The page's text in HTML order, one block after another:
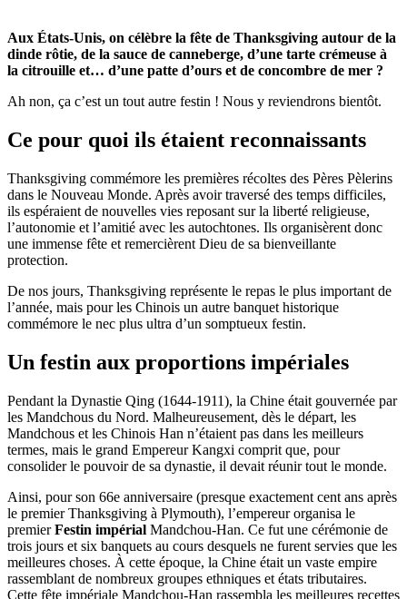
Aux États-Unis, on célèbre la fête de Thanksgiving autour de la
dinde rôtie, de la sauce de canneberge, d’une tarte crémeuse à
la citrouille et… d’une patte d’ours et de concombre de mer ?
Ah non, ça c’est un tout autre festin ! Nous y reviendrons bientôt.
Ce pour quoi ils étaient reconnaissants
Thanksgiving commémore les premières récoltes des Pères Pèlerins
dans le Nouveau Monde. Après avoir traversé des temps difficiles,
ils espéraient de nouvelles vies reposant sur la liberté religieuse,
l’autonomie et l’amitié avec les autochtones. Ils organisèrent donc
une immense fête et remercièrent Dieu de sa bienveillante
protection.
De nos jours, Thanksgiving représente le repas le plus important de
l’année, mais pour les Chinois un autre banquet historique
commémore le nec plus ultra d’un somptueux festin.
Un festin aux proportions impériales
Pendant la Dynastie Qing (1644-1911), la Chine était gouvernée par
les Mandchous du Nord. Malheureusement, dès le départ, les
Mandchous et les Chinois Han n’étaient pas dans les meilleurs
termes, mais le grand Empereur Kangxi comprit que, pour
consolider le pouvoir de sa dynastie, il devait réunir tout le monde.
Ainsi, pour son 66e anniversaire (presque exactement cent ans après
le premier Thanksgiving à Plymouth), l’empereur organisa le
premierFestin impérial Mandchou-Han. Ce fut une cérémonie de
trois jours et six banquets au cours desquels ne furent servies que les
meilleures choses. À cette époque, la Chine était un vaste empire
rassemblant de nombreux groupes ethniques et états tributaires.
Cette fête impériale Mandchou-Han rassembla les meilleures recettes